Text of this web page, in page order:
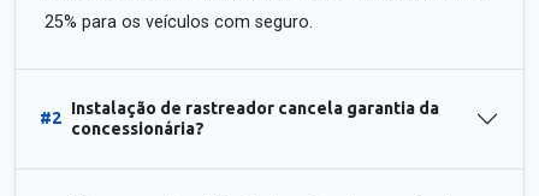
25% para os veículos com seguro.
#2
Instalação de rastreador cancela garantia da
concessionária?